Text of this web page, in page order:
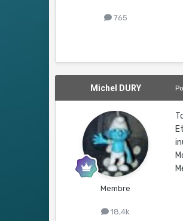
765
Michel DURY
Membre
18,4k